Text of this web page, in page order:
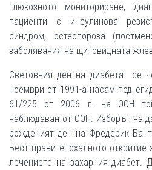
глюкозното мониториране,
пациенти с инсулинова
синдром, остеопороза
заболявания на щитовидната
Световния ден на диабета се
ноември от 1991-а насам под
61/225 от 2006 г. на ООН
наблюдаван от ООН. Изборът на
рожденият ден на Фредерик
Бест прави епохалното
лечението на захарния диабет.